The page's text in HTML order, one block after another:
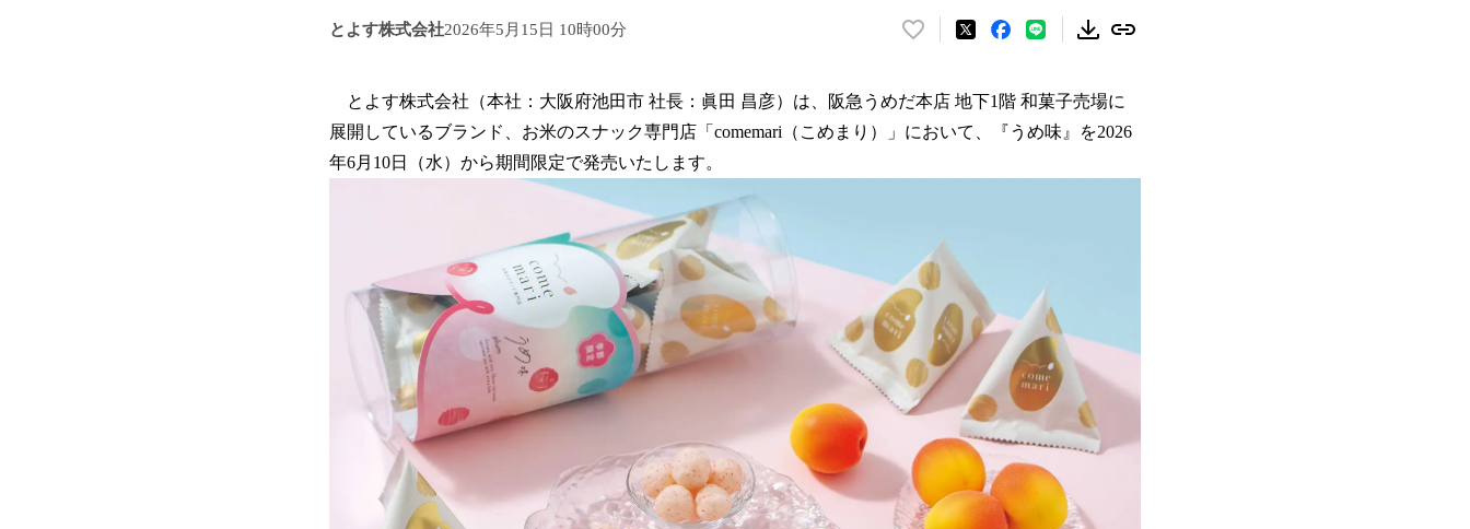
とよす株式会社2026年5月15日 10時00分
い
！
数
読
中
で
す
とよす株式会社（本社：大阪府池田市 社長：眞田 昌彦）は、阪急うめだ本店 地下1階 和菓子売場に
展開しているブランド、お米のスナック専門店「comemari（こめまり）」において、『うめ味』を2026
年6月10日（水）から期間限定で発売いたします。